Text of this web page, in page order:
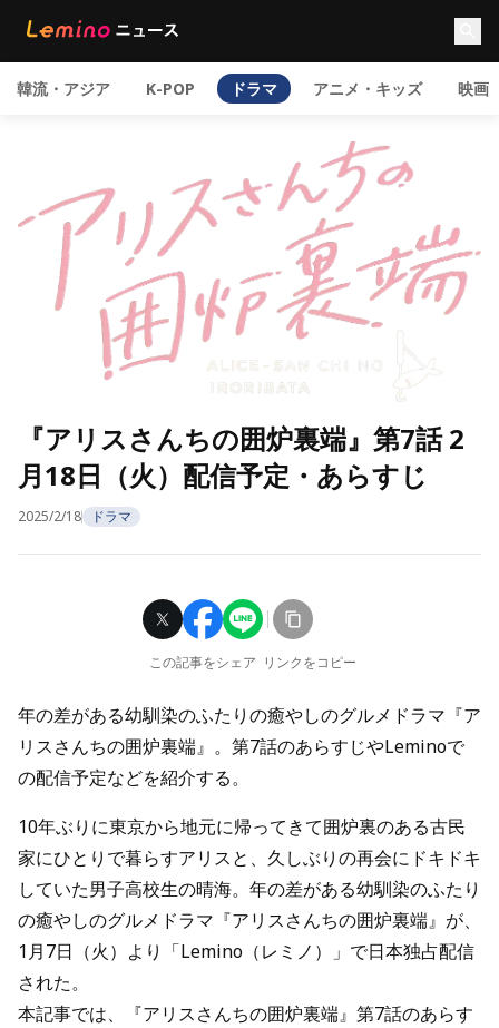
韓流・アジア K-POP ドラマ アニメ・キッズ 映画
『アリスさんちの囲炉裏端』第7話 2
月18日（火）配信予定・あらすじ
2025/2/18 ドラマ
この記事をシェア リンクをコピー
年の差がある幼馴染のふたりの癒やしのグルメドラマ『ア
リスさんちの囲炉裏端』。第7話のあらすじやLeminoで
の配信予定などを紹介する。
10年ぶりに東京から地元に帰ってきて囲炉裏のある古民
家にひとりで暮らすアリスと、久しぶりの再会にドキドキ
していた男子高校生の晴海。年の差がある幼馴染のふたり
の癒やしのグルメドラマ『アリスさんちの囲炉裏端』が、
1月7日（火）より「Lemino（レミノ）」で日本独占配信
された。
本記事では、『アリスさんちの囲炉裏端』第7話のあらす